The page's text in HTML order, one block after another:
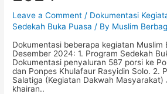
Leave a Comment / Dokumentasi
Sedekah Buka Puasa / By Muslim
Dokumentasi beberapa kegiatan Muslim
Desember 2024: 1. Program Sedekah
Dokumentasi penyaluran 587 porsi ke
dan Ponpes Khulafaur Rasyidin Solo. 2.
Salatiga (Kegiatan Dakwah Masyarakat)
khairan..